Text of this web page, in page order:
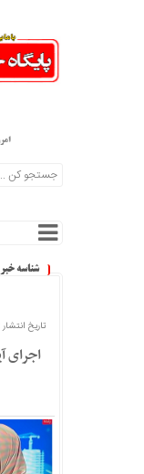
امروز :
شناسه خبر :
تاریخ انتشار : 02 خرداد 1404 -
اجرای